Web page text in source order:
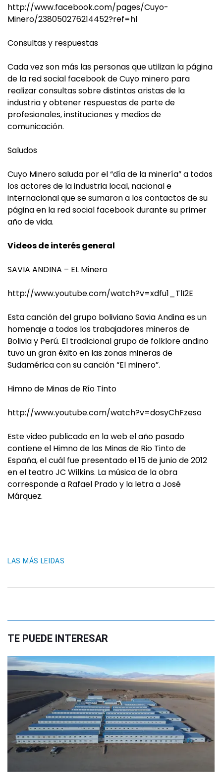
http://www.facebook.com/pages/Cuyo-
Minero/238050276214452?ref=hl
Consultas y respuestas
Cada vez son más las personas que utilizan la página
de la red social facebook de Cuyo minero para
realizar consultas sobre distintas aristas de la
industria y obtener respuestas de parte de
profesionales, instituciones y medios de
comunicación.
Saludos
Cuyo Minero saluda por el “día de la minería” a todos
los actores de la industria local, nacional e
internacional que se sumaron a los contactos de su
página en la red social facebook durante su primer
año de vida.
Videos de interés general
SAVIA ANDINA – EL Minero
http://www.youtube.com/watch?v=xdfu1_TlI2E
Esta canción del grupo boliviano Savia Andina es un
homenaje a todos los trabajadores mineros de
Bolivia y Perú. El tradicional grupo de folklore andino
tuvo un gran éxito en las zonas mineras de
Sudamérica con su canción “El minero”.
Himno de Minas de Río Tinto
http://www.youtube.com/watch?v=dosyChFzeso
Este video publicado en la web el año pasado
contiene el Himno de las Minas de Rio Tinto de
España, el cuál fue presentado el 15 de junio de 2012
en el teatro JC Wilkins. La música de la obra
corresponde a Rafael Prado y la letra a José
Márquez.
LAS MÁS LEIDAS
TE PUEDE INTERESAR